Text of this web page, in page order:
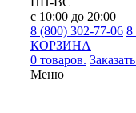
с 10:00 до 20:00
8 (800) 302-77-06 8
КОРЗИНА
0 товаров.
Меню